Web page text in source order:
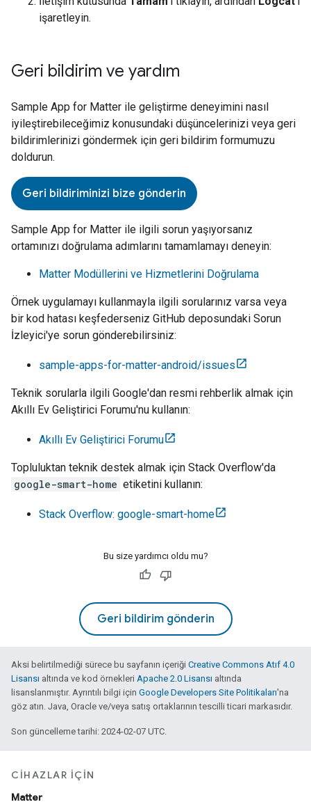
işaretleyin.
Geri bildirim ve yardım
Sample App for Matter ile geliştirme deneyimini nasıl
iyileştirebileceğimiz konusundaki düşüncelerinizi veya geri
bildirimlerinizi göndermek için geri bildirim formumuzu
doldurun.
Geri bildiriminizi bize gönderin
Sample App for Matter ile ilgili sorun yaşıyorsanız
ortamınızı doğrulama adımlarını tamamlamayı deneyin:
Matter Modüllerini ve Hizmetlerini Doğrulama
Örnek uygulamayı kullanmayla ilgili sorularınız varsa veya
bir kod hatası keşfederseniz GitHub deposundaki Sorun
İzleyici'ye sorun gönderebilirsiniz:
sample-apps-for-matter-android/issues
Teknik sorularla ilgili Google'dan resmi rehberlik almak için
Akıllı Ev Geliştirici Forumu'nu kullanın:
Akıllı Ev Geliştirici Forumu
Topluluktan teknik destek almak için Stack Overflow'da
google-smart-home etiketini kullanın:
Stack Overflow: google-smart-home
Bu size yardımcı oldu mu?
Geri bildirim gönderin
Aksi belirtilmediği sürece bu sayfanın içeriği Creative Commons Atıf 4.0
Lisansı altında ve kod örnekleri Apache 2.0 Lisansı altında
lisanslanmıştır. Ayrıntılı bilgi için Google Developers Site Politikaları'na
göz atın. Java, Oracle ve/veya satış ortaklarının tescilli ticari markasıdır.
Son güncelleme tarihi: 2024-02-07 UTC.
CIHAZLAR IÇIN
Matter